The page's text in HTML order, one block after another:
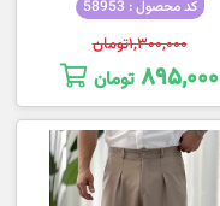
کد محصول : 58953
۱,۳۰۰,۰۰۰تومان
۸۹۵,۰۰۰ تومان